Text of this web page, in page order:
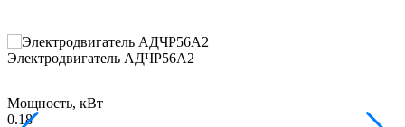
Электродвигатель АДЧР56А2
Мощность, кВт
0.18